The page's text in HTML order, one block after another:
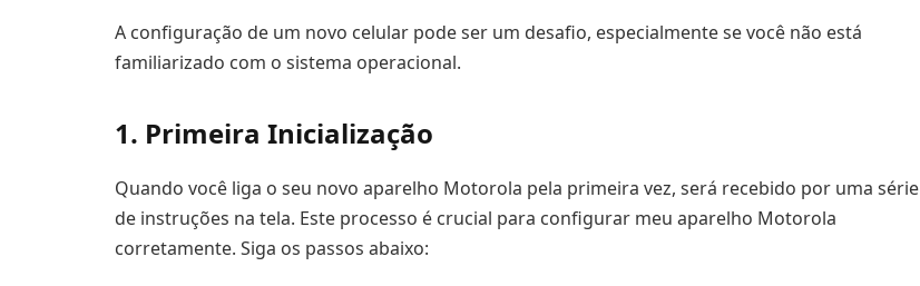
A configuração de um novo celular pode ser um desafio, especialmente se você não está
familiarizado com o sistema operacional.
1. Primeira Inicialização
Quando você liga o seu novo aparelho Motorola pela primeira vez, será recebido por uma série
de instruções na tela. Este processo é crucial para configurar meu aparelho Motorola
corretamente. Siga os passos abaixo: